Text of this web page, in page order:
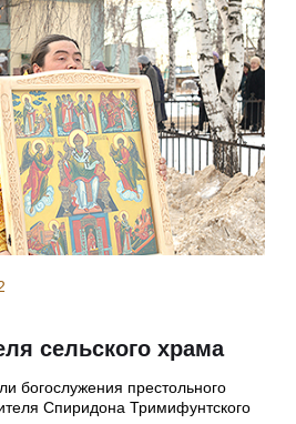
сельского храма
богослужения престольного
Спиридона Тримифунтского